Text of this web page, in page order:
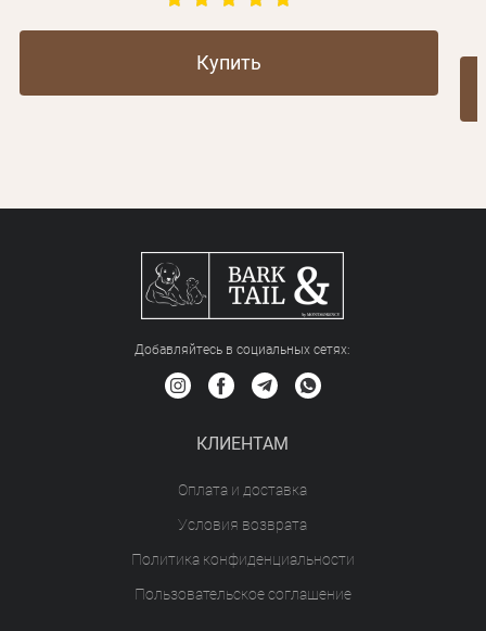
Купить
Добавляйтесь в социальных сетяx:
КЛИЕНТАМ
Оплата и доставка
Условия возврата
Политика конфиденциальности
Пользовательское соглашение